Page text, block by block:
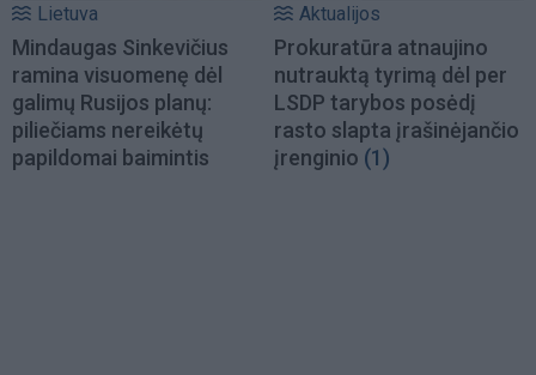
Lietuva
Mindaugas Sinkevičius
ramina visuomenę dėl
galimų Rusijos planų:
piliečiams nereikėtų
papildomai baimintis
Aktualijos
Prokuratūra atnaujino
nutrauktą tyrimą dėl per
LSDP tarybos posėdį
rasto slapta įrašinėjančio
įrenginio (1)